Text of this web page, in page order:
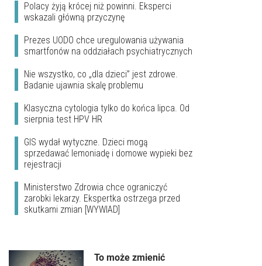
Polacy żyją krócej niż powinni. Eksperci
wskazali główną przyczynę
Prezes UODO chce uregulowania używania
smartfonów na oddziałach psychiatrycznych
Nie wszystko, co „dla dzieci” jest zdrowe.
Badanie ujawnia skalę problemu
Klasyczna cytologia tylko do końca lipca. Od
sierpnia test HPV HR
GIS wydał wytyczne. Dzieci mogą
sprzedawać lemoniadę i domowe wypieki bez
rejestracji
Ministerstwo Zdrowia chce ograniczyć
zarobki lekarzy. Ekspertka ostrzega przed
skutkami zmian [WYWIAD]
To może zmienić